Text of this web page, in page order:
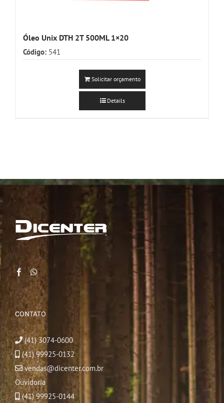
Óleo Unix DTH 2T 500ML 1×20
Código: 541
Solicitar orçamento
Details
CONTATO
(41) 3074-0600
(41) 99925-0132
vendas@dicenter.com.br
Ouvidoria
(41) 99925-0144